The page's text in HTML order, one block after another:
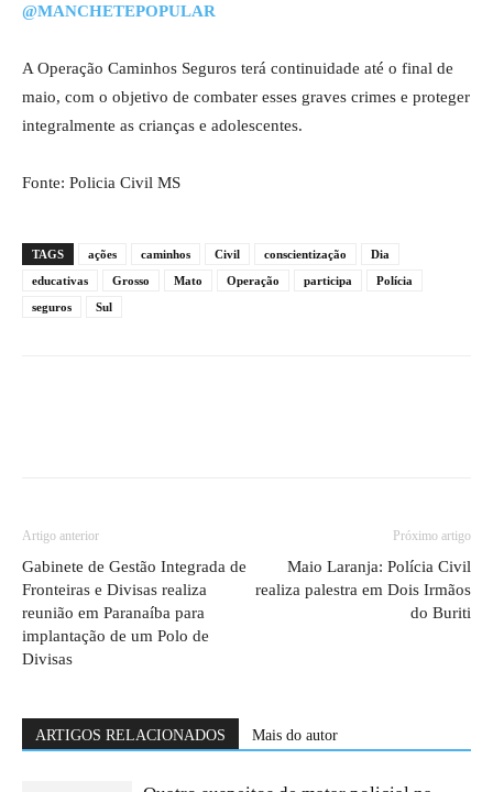
@MANCHETEPOPULAR
A Operação Caminhos Seguros terá continuidade até o final de
maio, com o objetivo de combater esses graves crimes e proteger
integralmente as crianças e adolescentes.
Fonte: Policia Civil MS
TAGS ações caminhos Civil conscientização
Dia
educativas
Grosso Mato Operação participa
Polícia
seguros
Sul
Artigo anterior
Gabinete de Gestão Integrada de
Fronteiras e Divisas realiza
reunião em Paranaíba para
implantação de um Polo de
Divisas
Próximo artigo
Maio Laranja: Polícia Civil
realiza palestra em Dois Irmãos
do Buriti
ARTIGOS RELACIONADOS Mais do autor